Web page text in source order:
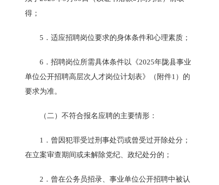
得；
5．适应招聘岗位要求的身体条件和心理素质；
6．招聘岗位所需具体条件以《2025年陇县事业
单位公开招聘高层次人才岗位计划表》（附件1）的
要求为准。
（二）不符合报名应聘的主要情形：
1．曾因犯罪受过刑事处罚或曾受过开除处分；
在立案审查期间或未解除党纪、政纪处分的；
2．曾在公务员招录、事业单位公开招聘中被认